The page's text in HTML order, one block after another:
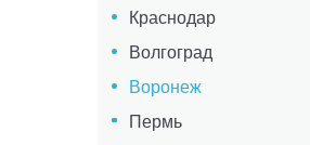
Краснодар
Волгоград
Воронеж
Пермь